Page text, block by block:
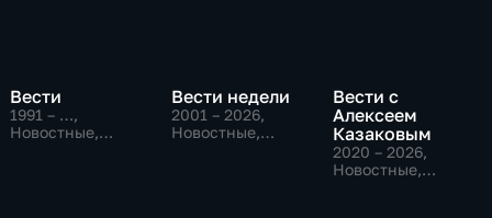
Вести
1991 – …,
Новостные,
Вести недели
2001 – 2026,
Новостные,
Вести с
Алексеем
Казаковым
2020 – 2026,
Новостные,